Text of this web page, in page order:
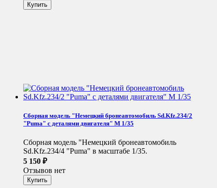
Сборная модель "Немецкий бронеавтомобиль Sd.Kfz.234/2
"Puma" с деталями двигателя" М 1/35
Сборная модель "Немецкий бронеавтомобиль
Sd.Kfz.234/4 "Puma" в масштабе 1/35.
5 150 ₽
Отзывов нет